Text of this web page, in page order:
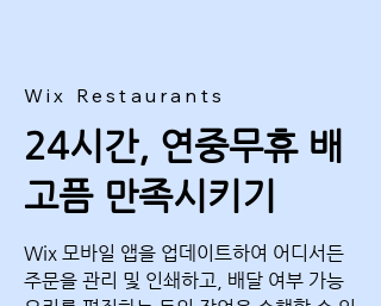
Wix Restaurants
24시간, 연중무휴 배
고픔 만족시키기
Wix 모바일 앱을 업데이트하여 어디서든
주문을 관리 및 인쇄하고, 배달 여부 가능